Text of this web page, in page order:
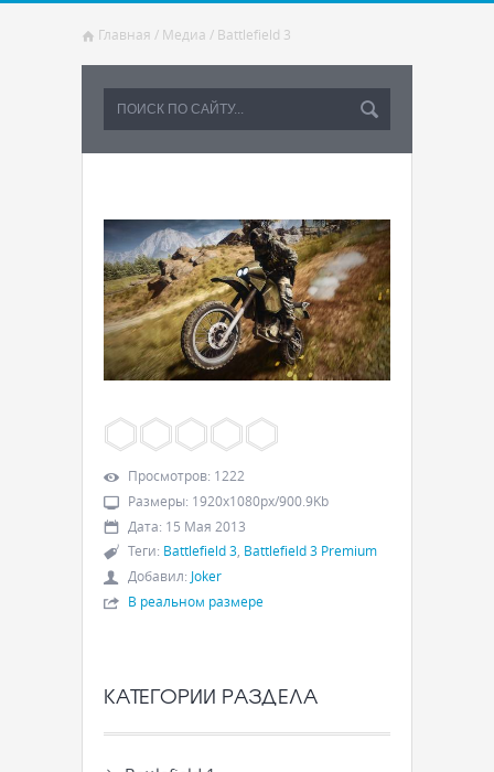
Главная / Медиа / Battlefield 3
Просмотров: 1222
Размеры: 1920x1080px/900.9Kb
Дата: 15 Мая 2013
Теги: Battlefield 3, Battlefield 3 Premium
Добавил: Joker
В реальном размере
КАТЕГОРИИ РАЗДЕЛА